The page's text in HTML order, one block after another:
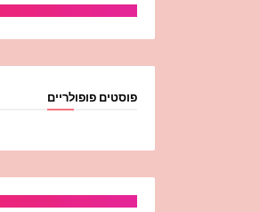
פוסטים פופולריים